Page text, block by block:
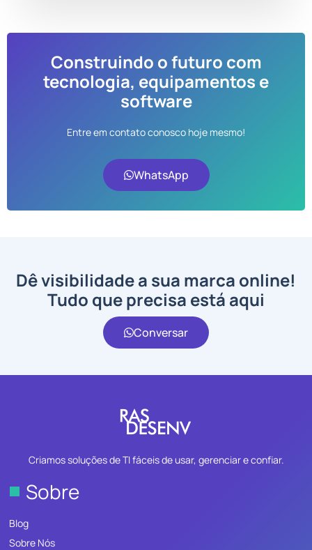
Construindo o futuro com
tecnologia, equipamentos e
software
Entre em contato conosco hoje mesmo!
WhatsApp
Dê visibilidade a sua marca online!
Tudo que precisa está aqui
Conversar
Criamos soluções de TI fáceis de usar, gerenciar e confiar.
Sobre
Blog
Sobre Nós